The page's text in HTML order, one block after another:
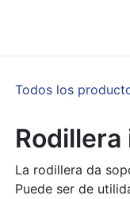
Todos los
Rodillera
La rodillera da
Puede ser de